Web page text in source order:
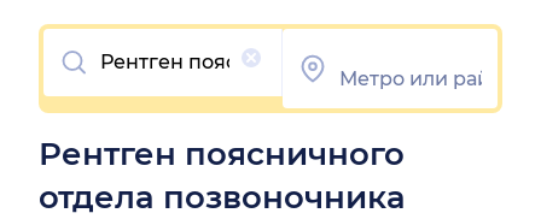
Очистить
Рентген поясничного
отдела позвоночника